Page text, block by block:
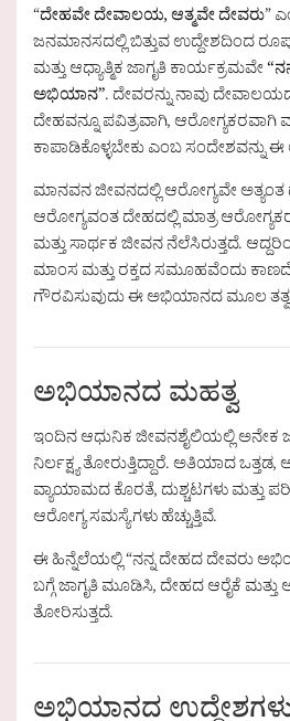
“ದೇಹವೇ ದೇವಾಲಯ, ಆತ್ಮವೇ ದೇವರು”
ಜನಮಾನಸದಲ್ಲಿ ಬಿತ್ತುವ ಉದ್ದೇಶದಿಂದ
ಮತ್ತು ಆಧ್ಯಾತ್ಮಿಕ ಜಾಗೃತಿ ಕಾರ್ಯಕ್ರಮವೇ
ಅಭಿಯಾನ”. ದೇವರನ್ನು ನಾವು
ದೇಹವನ್ನೂ ಪವಿತ್ರವಾಗಿ, ಆರೋಗ್ಯಕರವಾಗಿ
ಕಾಪಾಡಿಕೊಳ್ಳಬೇಕು ಎಂಬ ಸಂದೇಶವನ್ನು
ಮಾನವನ ಜೀವನದಲ್ಲಿ ಆರೋಗ್ಯವೇ ಅತ್ಯಂತ
ಆರೋಗ್ಯವಂತ ದೇಹದಲ್ಲಿ ಮಾತ್ರ
ಮತ್ತು ಸಾರ್ಥಕ ಜೀವನ ನೆಲೆಸಿರುತ್ತದೆ.
ಮಾಂಸ ಮತ್ತು ರಕ್ತದ ಸಮೂಹವೆಂದು
ಗೌರವಿಸುವುದು ಈ ಅಭಿಯಾನದ ಮೂಲ
ಅಭಿಯಾನದ ಮಹತ್ವ
ಇಂದಿನ ಆಧುನಿಕ ಜೀವನಶೈಲಿಯಲ್ಲಿ ಅನೇಕ
ನಿರ್ಲಕ್ಷ್ಯ ತೋರುತ್ತಿದ್ದಾರೆ. ಅತಿಯಾದ
ವ್ಯಾಯಾಮದ ಕೊರತೆ, ದುಶ್ಚಟಗಳು ಮತ್ತು
ಆರೋಗ್ಯ ಸಮಸ್ಯೆಗಳು ಹೆಚ್ಚುತ್ತಿವೆ.
ಈ ಹಿನ್ನೆಲೆಯಲ್ಲಿ “ನನ್ನ ದೇಹದ ದೇವರು
ಬಗ್ಗೆ ಜಾಗೃತಿ ಮೂಡಿಸಿ, ದೇಹದ ಆರೈಕೆ ಮತ್ತು
ತೋರಿಸುತ್ತದೆ.